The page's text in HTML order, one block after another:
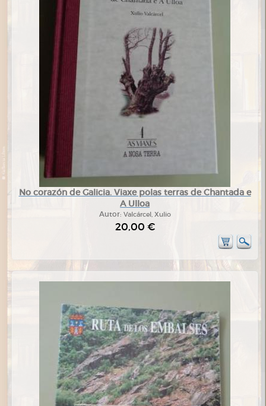
No corazón de Galicia. Viaxe polas terras de Chantada e
A Ulloa
Autor: Valcárcel, Xulio
20,00 €